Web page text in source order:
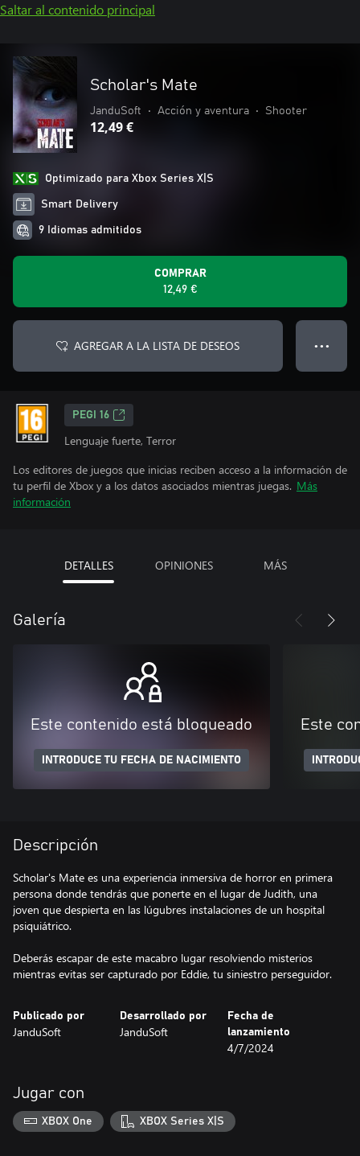
Saltar al contenido principal
Scholar's Mate
JanduSoft • Acción y aventura • Shooter
12,49 €
Optimizado para Xbox Series X|S
Smart Delivery
9 Idiomas admitidos
COMPRAR
12,49 €
AGREGAR A LA LISTA DE DESEOS ● ● ●
PEGI 16
Lenguaje fuerte, Terror
Los editores de juegos que inicias reciben acceso a la información de
tu perfil de Xbox y a los datos asociados mientras juegas. Más
información
DETALLES OPINIONES MÁS
Galería
Este contenido está bloqueado
INTRODUCE TU FECHA DE NACIMIENTO
Este
Descripción
Scholar's Mate es una experiencia inmersiva de horror en primera
persona donde tendrás que ponerte en el lugar de Judith, una
joven que despierta en las lúgubres instalaciones de un hospital
psiquiátrico.
Deberás escapar de este macabro lugar resolviendo misterios
mientras evitas ser capturado por Eddie, tu siniestro perseguidor.
Publicado por
JanduSoft
Desarrollado por
JanduSoft
Fecha de
lanzamiento
4/7/2024
Jugar con
XBOX One XBOX Series X|S